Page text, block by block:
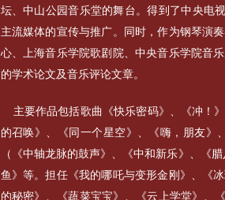
坛、中山公园音乐堂的舞台。得到了中央电
主流媒体的宣传与推广。同时，作为钢琴演
心、上海音乐学院歌剧院、中央音乐学院音
的学术论文及音乐评论文章。
主要作品包括歌曲《快乐密码》、《冲！
的召唤》、《同一个星空》、《嗨，朋友》
（《中轴龙脉的鼓声》、《中和新乐》、《
鱼》等。担任《我的哪吒与变形金刚》、《
的秘密》、《蔬菜宝宝》、《云上学堂》、